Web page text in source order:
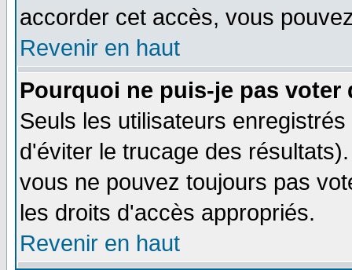
accorder cet accès, vous
Revenir en haut
Pourquoi ne puis-je pas voter
Seuls les utilisateurs
d'éviter le trucage des
vous ne pouvez toujours pas
les droits d'accès appropriés.
Revenir en haut